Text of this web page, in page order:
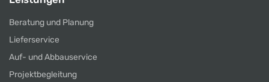
Beratung und Planung
Lieferservice
Auf- und Abbauservice
Projektbegleitung